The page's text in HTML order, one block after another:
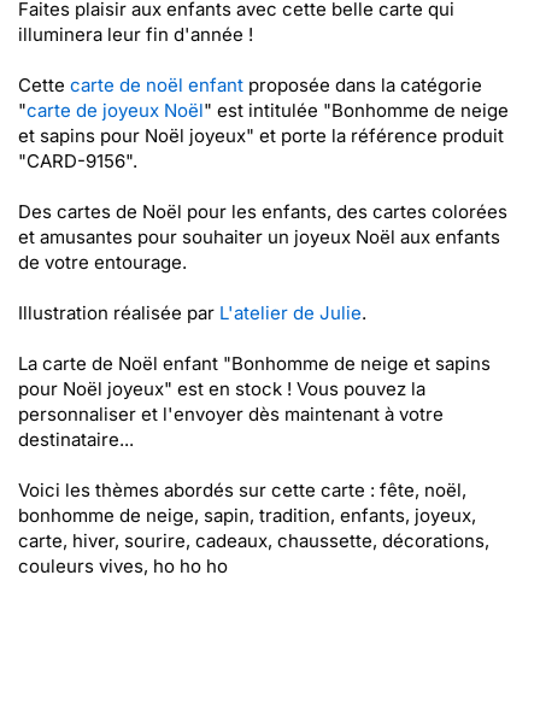
Faites plaisir aux enfants avec cette belle carte qui
illuminera leur fin d'année !
Cette carte de noël enfant proposée dans la catégorie
"carte de joyeux Noël" est intitulée "Bonhomme de neige
et sapins pour Noël joyeux" et porte la référence produit
"CARD-9156".
Des cartes de Noël pour les enfants, des cartes colorées
et amusantes pour souhaiter un joyeux Noël aux enfants
de votre entourage.
Illustration réalisée par L'atelier de Julie.
La carte de Noël enfant "Bonhomme de neige et sapins
pour Noël joyeux" est en stock ! Vous pouvez la
personnaliser et l'envoyer dès maintenant à votre
destinataire...
Voici les thèmes abordés sur cette carte : fête, noël,
bonhomme de neige, sapin, tradition, enfants, joyeux,
carte, hiver, sourire, cadeaux, chaussette, décorations,
couleurs vives, ho ho ho